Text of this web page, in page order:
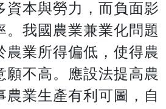
資本與勞力，而負面影
。我國農業兼業化問題
農業所得偏低，使得農
願不高。應設法提高農
農業生產有利可圖，自